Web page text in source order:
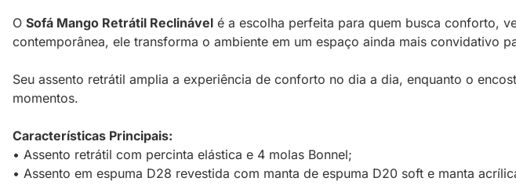
O Sofá Mango Retrátil Reclinável é a escolha perfeita para quem busca conforto,
contemporânea, ele transforma o ambiente em um espaço ainda mais convidativo
Seu assento retrátil amplia a experiência de conforto no dia a dia, enquanto o
momentos.
Características Principais:
• Assento retrátil com percinta elástica e 4 molas Bonnel;
• Assento em espuma D28 revestida com manta de espuma D20 soft e manta